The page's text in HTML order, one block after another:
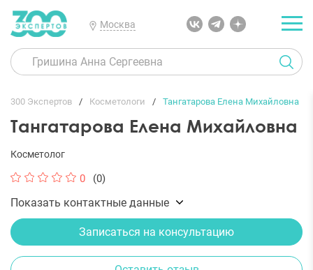
Москва
300 Экспертов Косметологи Тангатарова Елена Михайловна
Тангатарова Елена Михайловна
Косметолог
0 (0)
Показать контактные данные
Записаться на консультацию